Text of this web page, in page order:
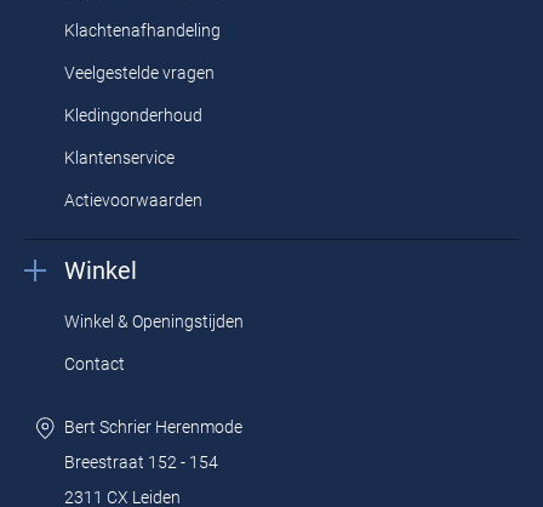
Klachtenafhandeling
Veelgestelde vragen
Kledingonderhoud
Klantenservice
Actievoorwaarden
Winkel
Winkel & Openingstijden
Contact
Bert Schrier Herenmode
Breestraat 152 - 154
2311 CX Leiden